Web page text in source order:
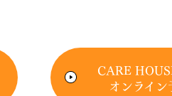
CARE
オンライン